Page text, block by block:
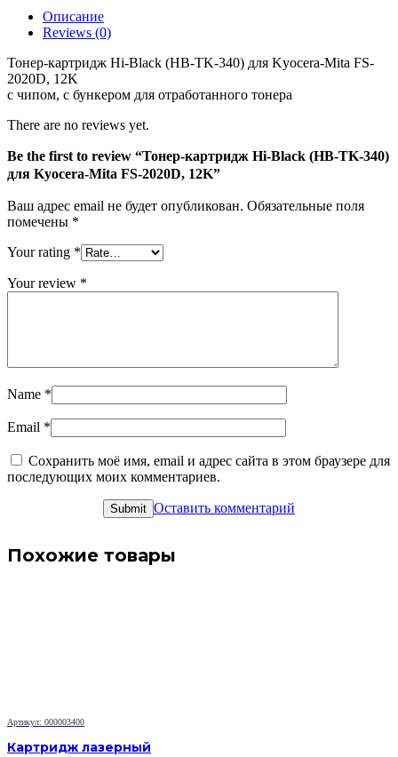
Black
(HB-
TK-
340)
для
Kyocera-
FS-
2020D,
12K
Описание
Reviews (0)
Тонер-картридж Hi-Black (HB-TK-340) для Kyocera-Mita FS-
2020D, 12K
с чипом, с бункером для отработанного тонера
There are no reviews yet.
Be the first to review “Тонер-картридж Hi-Black (HB-TK-340)
для Kyocera-Mita FS-2020D, 12K”
Ваш адрес email не будет опубликован. Обязательные поля
помечены *
Your rating *
Your review *
Name *
Email *
Сохранить моё имя, email и адрес сайта в этом браузере для
последующих моих комментариев.
Оставить комментарий
Похожие товары
Артикул: 000003400
Картридж лазерный